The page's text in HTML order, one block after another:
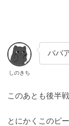
しのきち
ババ
このあとも後半
とにかくこのビ